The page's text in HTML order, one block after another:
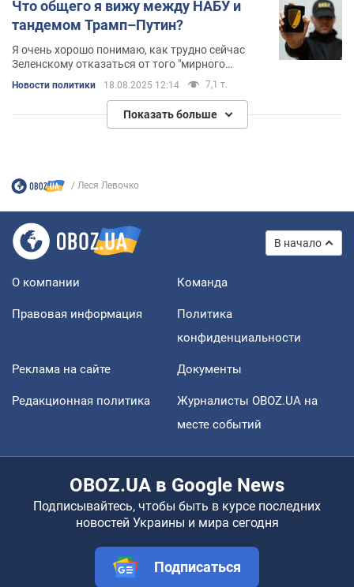
Что общего я вижу между НАБУ и
тандемом Трамп–Путин?
Я очень хорошо понимаю, как трудно сейчас
Зеленскому отказаться от того "мирного
соглашения". Потому что там никто не слушает
— все уже "порешали". Тебе и твоим родным
обещают условную "безопасность", но ценой
этого является сдача страны
Новости политики 18.08.2025 12:14 7,1 т.
Показать больше
Леся Левочко
В начало
О компании Команда
Правовая информация
Политика
конфиденциальности
Реклама на сайте Документы
Редакционная политика
Журналисты OBOZ.UA на
месте событий
OBOZ.UA в Google News
Подписывайтесь, чтобы быть в курсе последних
новостей Украины и мира сегодня
Подписаться